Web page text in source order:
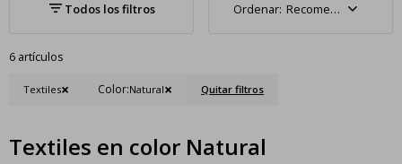
Recomendados
6 artículos
Textiles Color:Natural Quitar filtros
Textiles en color Natural